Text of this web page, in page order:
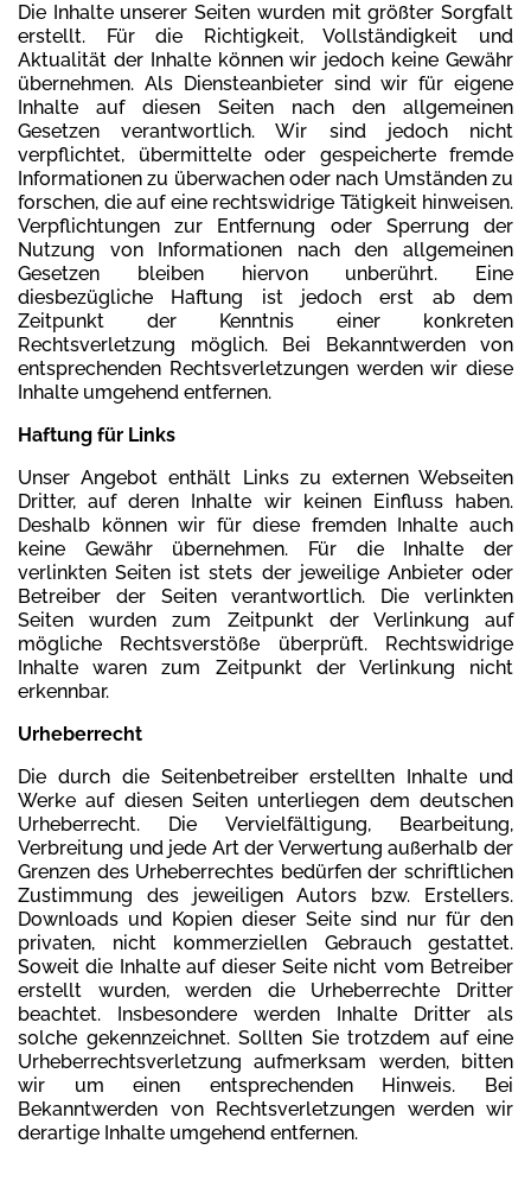
Die Inhalte unserer Seiten wurden mit größter Sorgfalt
erstellt. Für die Richtigkeit, Vollständigkeit und
Aktualität der Inhalte können wir jedoch keine Gewähr
übernehmen. Als Diensteanbieter sind wir für eigene
Inhalte auf diesen Seiten nach den allgemeinen
Gesetzen verantwortlich. Wir sind jedoch nicht
verpflichtet, übermittelte oder gespeicherte fremde
Informationen zu überwachen oder nach Umständen zu
forschen, die auf eine rechtswidrige Tätigkeit hinweisen.
Verpflichtungen zur Entfernung oder Sperrung der
Nutzung von Informationen nach den allgemeinen
Gesetzen bleiben hiervon unberührt. Eine
diesbezügliche Haftung ist jedoch erst ab dem
Zeitpunkt der Kenntnis einer konkreten
Rechtsverletzung möglich. Bei Bekanntwerden von
entsprechenden Rechtsverletzungen werden wir diese
Inhalte umgehend entfernen.
Haftung für Links
Unser Angebot enthält Links zu externen Webseiten
Dritter, auf deren Inhalte wir keinen Einfluss haben.
Deshalb können wir für diese fremden Inhalte auch
keine Gewähr übernehmen. Für die Inhalte der
verlinkten Seiten ist stets der jeweilige Anbieter oder
Betreiber der Seiten verantwortlich. Die verlinkten
Seiten wurden zum Zeitpunkt der Verlinkung auf
mögliche Rechtsverstöße überprüft. Rechtswidrige
Inhalte waren zum Zeitpunkt der Verlinkung nicht
erkennbar.
Urheberrecht
Die durch die Seitenbetreiber erstellten Inhalte und
Werke auf diesen Seiten unterliegen dem deutschen
Urheberrecht. Die Vervielfältigung, Bearbeitung,
Verbreitung und jede Art der Verwertung außerhalb der
Grenzen des Urheberrechtes bedürfen der schriftlichen
Zustimmung des jeweiligen Autors bzw. Erstellers.
Downloads und Kopien dieser Seite sind nur für den
privaten, nicht kommerziellen Gebrauch gestattet.
Soweit die Inhalte auf dieser Seite nicht vom Betreiber
erstellt wurden, werden die Urheberrechte Dritter
beachtet. Insbesondere werden Inhalte Dritter als
solche gekennzeichnet. Sollten Sie trotzdem auf eine
Urheberrechtsverletzung aufmerksam werden, bitten
wir um einen entsprechenden Hinweis. Bei
Bekanntwerden von Rechtsverletzungen werden wir
derartige Inhalte umgehend entfernen.